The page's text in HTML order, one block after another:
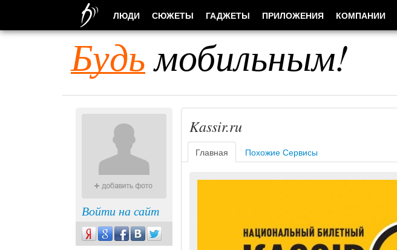
Будьмобильным!
Войти на сайт
Kassir.ru
Главная Похожие Сервисы
ЛЮДИ СЮЖЕТЫ ГАДЖЕТЫ ПРИЛОЖЕНИЯ КОМПАНИИ